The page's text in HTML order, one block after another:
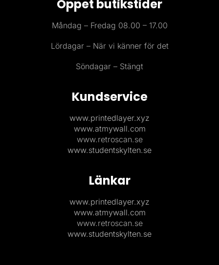
Öppet butikstider
Måndag – Fredag 08.00 – 17.00
Lördagar – När vi känner för det
Söndagar – Stängt
Kundservice
www.printedlayer.xyz
www.atmywall.com
www.retroscan.se
www.studentskylten.se
Länkar
www.printedlayer.xyz
www.atmywall.com
www.retroscan.se
www.studentskylten.se